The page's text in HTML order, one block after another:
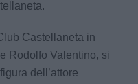
Castellaneta in
Rodolfo Valentino, si
dell’attore